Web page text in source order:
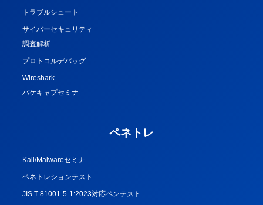
トラブルシュート
サイバーセキュリティ
調査解析
プロトコルデバッグ
Wireshark
パケキャプセミナ
ペネトレ
Kali/Malwareセミナ
ペネトレションテスト
JIS T 81001-5-1:2023対応ペンテスト